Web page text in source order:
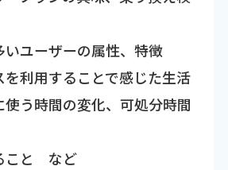
いユーザーの属性、特徴
を利用することで感じた生活
う時間の変化、可処分時間
こと など